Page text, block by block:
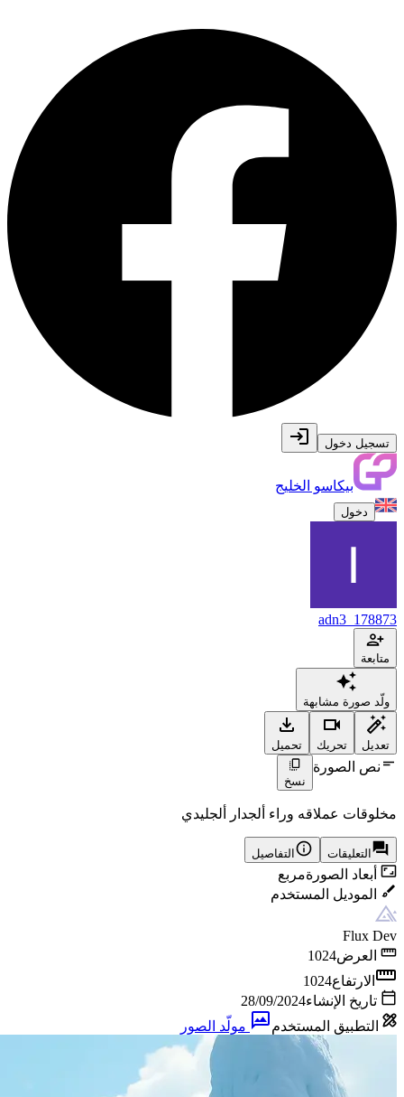
تسجيل دخول
بيكاسو الخليج
دخول
adn3_178873
متابعة
ولّد صورة مشابهة
تعديل تحريك تحميل
نص الصورة
نسخ
مخلوقات عملاقه وراء ألجدار ألجليدي
التعليقات التفاصيل
أبعاد الصورةمربع
الموديل المستخدم
Flux Dev
العرض1024
الارتفاع1024
تاريخ الإنشاء28/09/2024
التطبيق المستخدم
مولّد الصور